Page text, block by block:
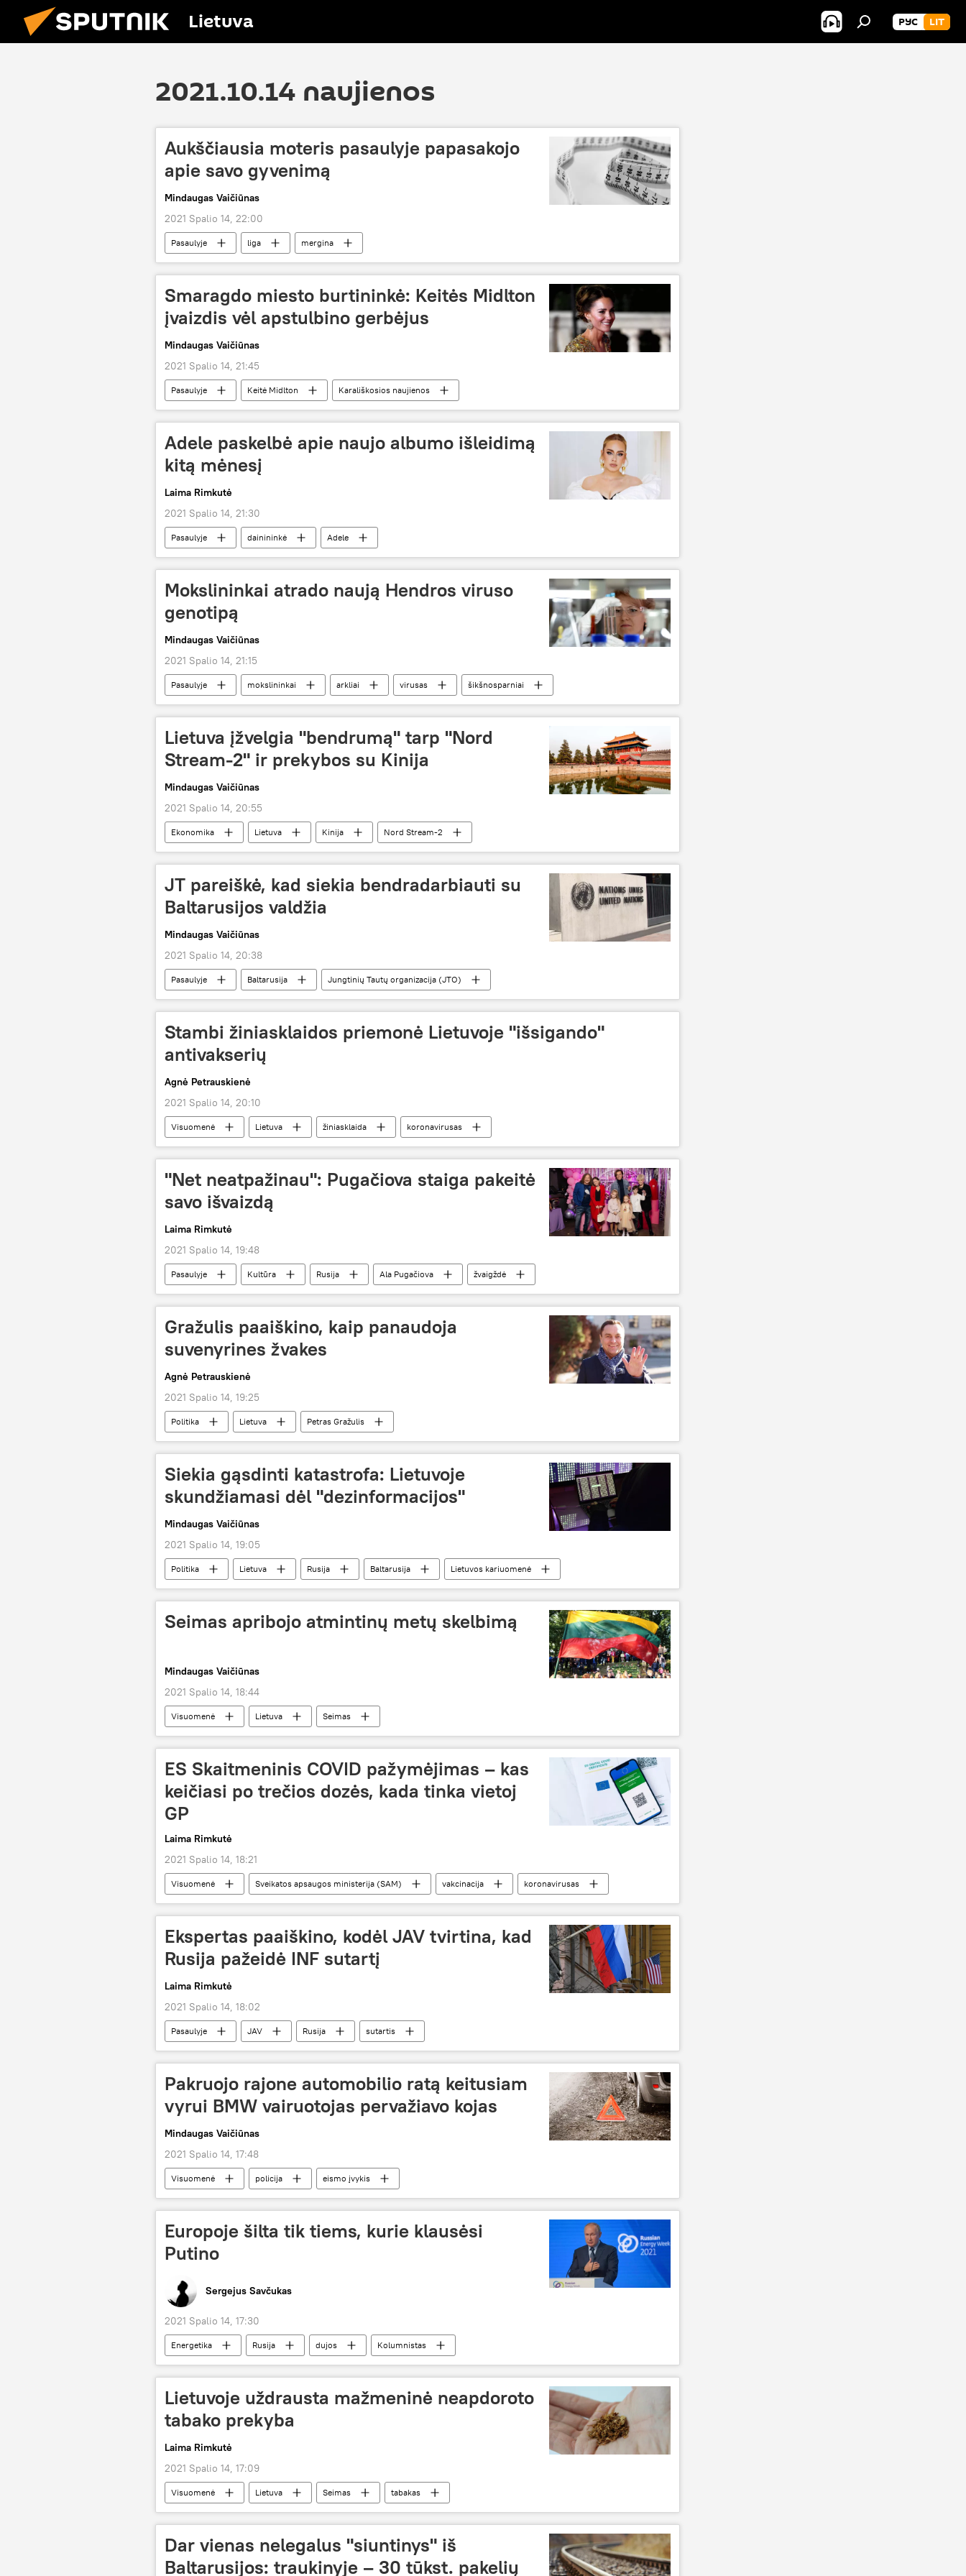
Lietuva РУС LIT
2021.10.14 naujienos
Aukščiausia moteris pasaulyje papasakojo
apie savo gyvenimą
Mindaugas Vaičiūnas
2021 Spalio 14, 22:00
Pasaulyje liga mergina
Smaragdo miesto burtininkė: Keitės Midlton
įvaizdis vėl apstulbino gerbėjus
Mindaugas Vaičiūnas
2021 Spalio 14, 21:45
Pasaulyje Keitė Midlton Karališkosios naujienos
Adele paskelbė apie naujo albumo išleidimą
kitą mėnesį
Laima Rimkutė
2021 Spalio 14, 21:30
Pasaulyje dainininkė Adele
Mokslininkai atrado naują Hendros viruso
genotipą
Mindaugas Vaičiūnas
2021 Spalio 14, 21:15
Pasaulyje mokslininkai arkliai virusas
šikšnosparniai
Medicina ir sveikata
Lietuva įžvelgia "bendrumą" tarp "Nord
Stream-2" ir prekybos su Kinija
Mindaugas Vaičiūnas
2021 Spalio 14, 20:55
Ekonomika Lietuva Kinija
Nord Stream-2
Dujotiekio "Nord Stream-2" statyba
JT pareiškė, kad siekia bendradarbiauti su
Baltarusijos valdžia
Mindaugas Vaičiūnas
2021 Spalio 14, 20:38
Pasaulyje Baltarusija Jungtinių Tautų organizacija (JTO)
Stambi žiniasklaidos priemonė Lietuvoje "išsigando"
antivakserių
Agnė Petrauskienė
2021 Spalio 14, 20:10
Visuomenė Lietuva žiniasklaida
koronavirusas
Koronaviruso pandemija Lietuvoje ir pasaulyje
"Net neatpažinau": Pugačiova staiga pakeitė
savo išvaizdą
Laima Rimkutė
2021 Spalio 14, 19:48
Pasaulyje Kultūra Rusija Ala Pugačiova žvaigždė
Gražulis paaiškino, kaip panaudoja
suvenyrines žvakes
Agnė Petrauskienė
2021 Spalio 14, 19:25
Politika Lietuva Petras Gražulis
Siekia gąsdinti katastrofa: Lietuvoje
skundžiamasi dėl "dezinformacijos"
Mindaugas Vaičiūnas
2021 Spalio 14, 19:05
Politika Lietuva Rusija Baltarusija
Lietuvos kariuomenė
dezinformacija
Seimas apribojo atmintinų metų skelbimą
Mindaugas Vaičiūnas
2021 Spalio 14, 18:44
Visuomenė Lietuva Seimas
ES Skaitmeninis COVID pažymėjimas – kas
keičiasi po trečios dozės, kada tinka vietoj
GP
Laima Rimkutė
2021 Spalio 14, 18:21
Visuomenė Sveikatos apsaugos ministerija (SAM) vakcinacija
koronavirusas
Galimybių pasas
Ekspertas paaiškino, kodėl JAV tvirtina, kad
Rusija pažeidė INF sutartį
Laima Rimkutė
2021 Spalio 14, 18:02
Pasaulyje JAV Rusija sutartis
Pakruojo rajone automobilio ratą keitusiam
vyrui BMW vairuotojas pervažiavo kojas
Mindaugas Vaičiūnas
2021 Spalio 14, 17:48
Visuomenė policija eismo įvykis
Europoje šilta tik tiems, kurie klausėsi
Putino
Sergejus Savčukas
2021 Spalio 14, 17:30
Energetika Rusija dujos Kolumnistas
Lietuvoje uždrausta mažmeninė neapdoroto
tabako prekyba
Laima Rimkutė
2021 Spalio 14, 17:09
Visuomenė Lietuva Seimas tabakas
Dar vienas nelegalus "siuntinys" iš
Baltarusijos: traukinyje – 30 tūkst. pakelių